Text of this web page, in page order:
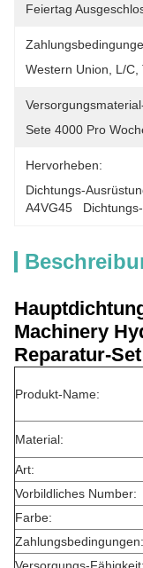
Feiertag
Western Union, L/C,
Sete 4000 Pro
Hervorheben:
Dichtungs-
A4VG45
Machinery
Reparatur-
Produkt-Name:
Material:
Art:
Vorbildliches Number:
Farbe:
Zahlungsbedingungen: